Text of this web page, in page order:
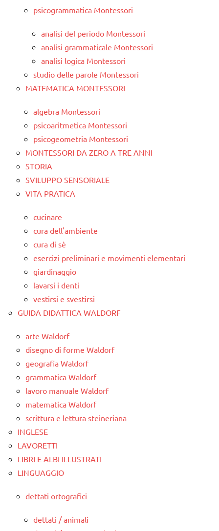
psicogrammatica Montessori
analisi del periodo Montessori
analisi grammaticale Montessori
analisi logica Montessori
studio delle parole Montessori
MATEMATICA MONTESSORI
algebra Montessori
psicoaritmetica Montessori
psicogeometria Montessori
MONTESSORI DA ZERO A TRE ANNI
STORIA
SVILUPPO SENSORIALE
VITA PRATICA
cucinare
cura dell'ambiente
cura di sè
esercizi preliminari e movimenti elementari
giardinaggio
lavarsi i denti
vestirsi e svestirsi
GUIDA DIDATTICA WALDORF
arte Waldorf
disegno di forme Waldorf
geografia Waldorf
grammatica Waldorf
lavoro manuale Waldorf
matematica Waldorf
scrittura e lettura steineriana
INGLESE
LAVORETTI
LIBRI E ALBI ILLUSTRATI
LINGUAGGIO
dettati ortografici
dettati / animali